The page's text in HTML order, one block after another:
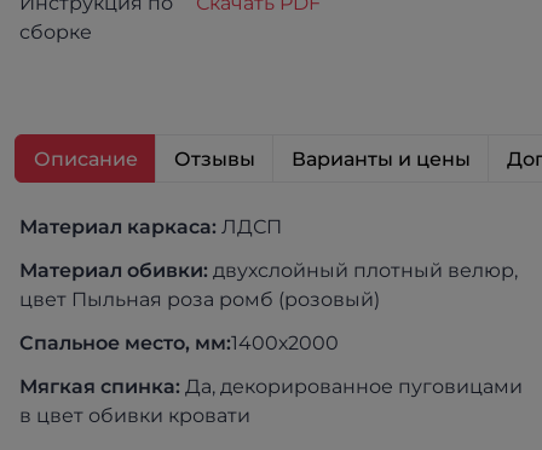
сборке
Описание Отзывы Варианты и цены
Материал каркаса: ЛДСП
Материал обивки: двухслойный плотный велюр,
цвет Пыльная роза ромб (розовый)
Спальное место, мм:1400х2000
Мягкая спинка: Да, декорированное пуговицами
в цвет обивки кровати